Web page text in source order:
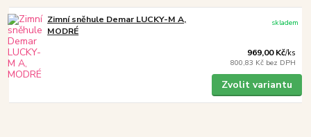
Zimní sněhule Demar LUCKY-M A,
MODRÉ
969,00 Kč/ks
800,83 Kč bez DPH
skladem
Zvolit variantu